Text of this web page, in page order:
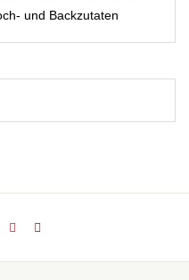
und Backzutaten